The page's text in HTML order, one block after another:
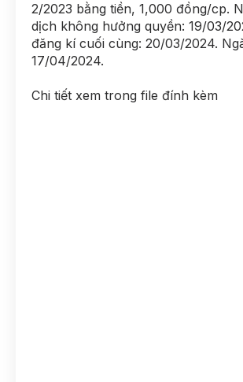
2/2023 bằng tiền, 1,000 đồng/cp.
dịch không hưởng quyền: 19/03/
đăng kí cuối cùng: 20/03/2024.
17/04/2024.
Chi tiết xem trong file đính kèm